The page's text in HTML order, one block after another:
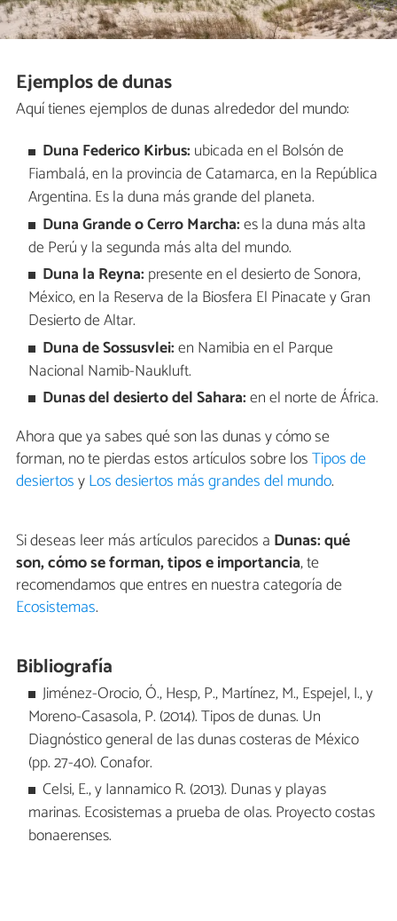
Ejemplos de dunas
Aquí tienes ejemplos de dunas alrededor del mundo:
Duna Federico Kirbus: ubicada en el Bolsón de
Fiambalá, en la provincia de Catamarca, en la República
Argentina. Es la duna más grande del planeta.
Duna Grande o Cerro Marcha:es la duna más alta
de Perú y la segunda más alta del mundo.
Duna la Reyna: presente en el desierto de Sonora,
México, en la Reserva de la Biosfera El Pinacate y Gran
Desierto de Altar.
Duna de Sossusvlei:en Namibia en el Parque
Nacional Namib-Naukluft.
Dunas del desierto del Sahara:en el norte de África.
Ahora que ya sabes qué son las dunas y cómo se
forman, no te pierdas estos artículos sobre losTipos de
desiertosyLos desiertos más grandes del mundo.
Si deseas leer más artículos parecidos a Dunas: qué
son, cómo se forman, tipos e importancia, te
recomendamos que entres en nuestra categoría de
Ecosistemas.
Bibliografía
Jiménez-Orocio, Ó., Hesp, P., Martínez, M., Espejel, I., y
Moreno-Casasola, P. (2014). Tipos de dunas. Un
Diagnóstico general de las dunas costeras de México
(pp. 27-40). Conafor.
Celsi, E., y Iannamico R. (2013). Dunas y playas
marinas. Ecosistemas a prueba de olas. Proyecto costas
bonaerenses.